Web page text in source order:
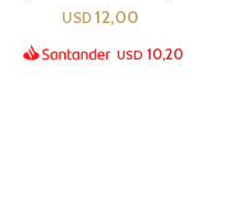
USD 12,00
USD 10,20